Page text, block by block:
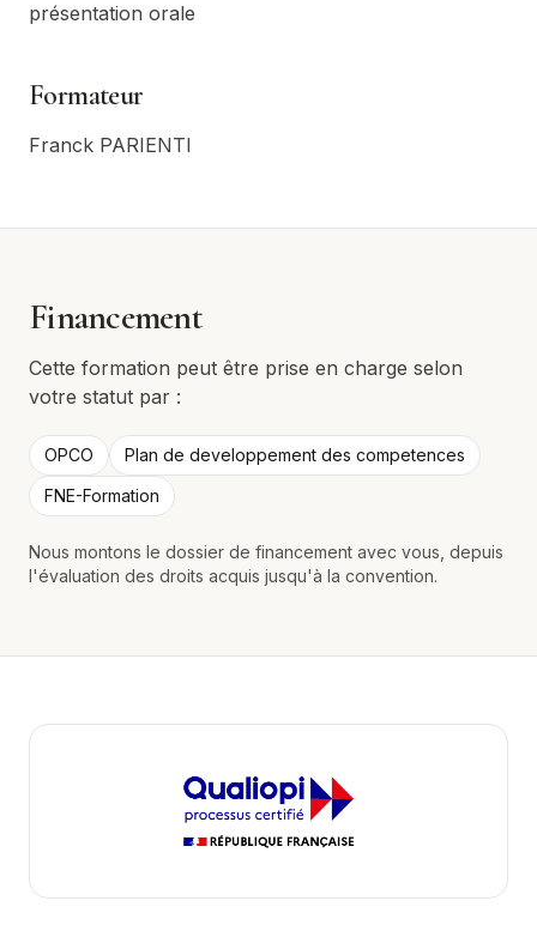
présentation orale
Formateur
Franck PARIENTI
Financement
Cette formation peut être prise en charge selon
votre statut par :
OPCO
Plan de developpement des competences
FNE-Formation
Nous montons le dossier de financement avec vous, depuis
l'évaluation des droits acquis jusqu'à la convention.